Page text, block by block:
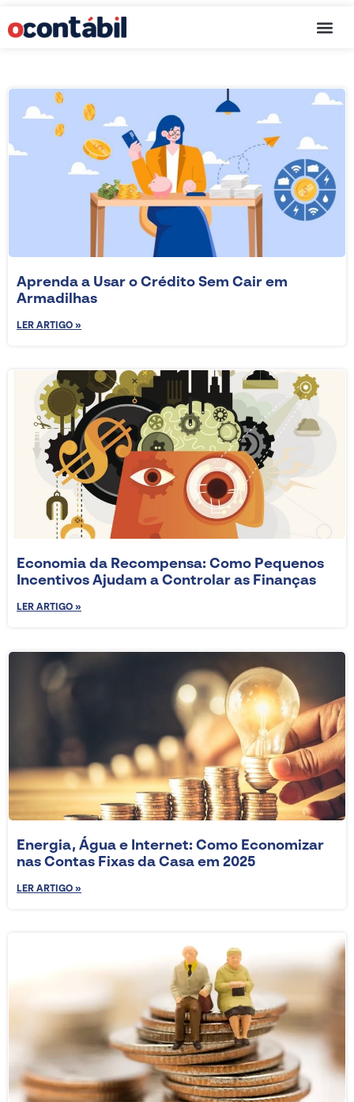
Aprenda a Usar o Crédito Sem Cair em
Armadilhas
LER ARTIGO »
Economia da Recompensa: Como Pequenos
Incentivos Ajudam a Controlar as Finanças
LER ARTIGO »
Energia, Água e Internet: Como Economizar
nas Contas Fixas da Casa em 2025
LER ARTIGO »